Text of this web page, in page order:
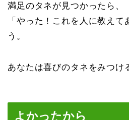
満足のタネが見つかったら、
「やった！これを人に教え
う。
あなたは喜びのタネをみつけ
よかったから